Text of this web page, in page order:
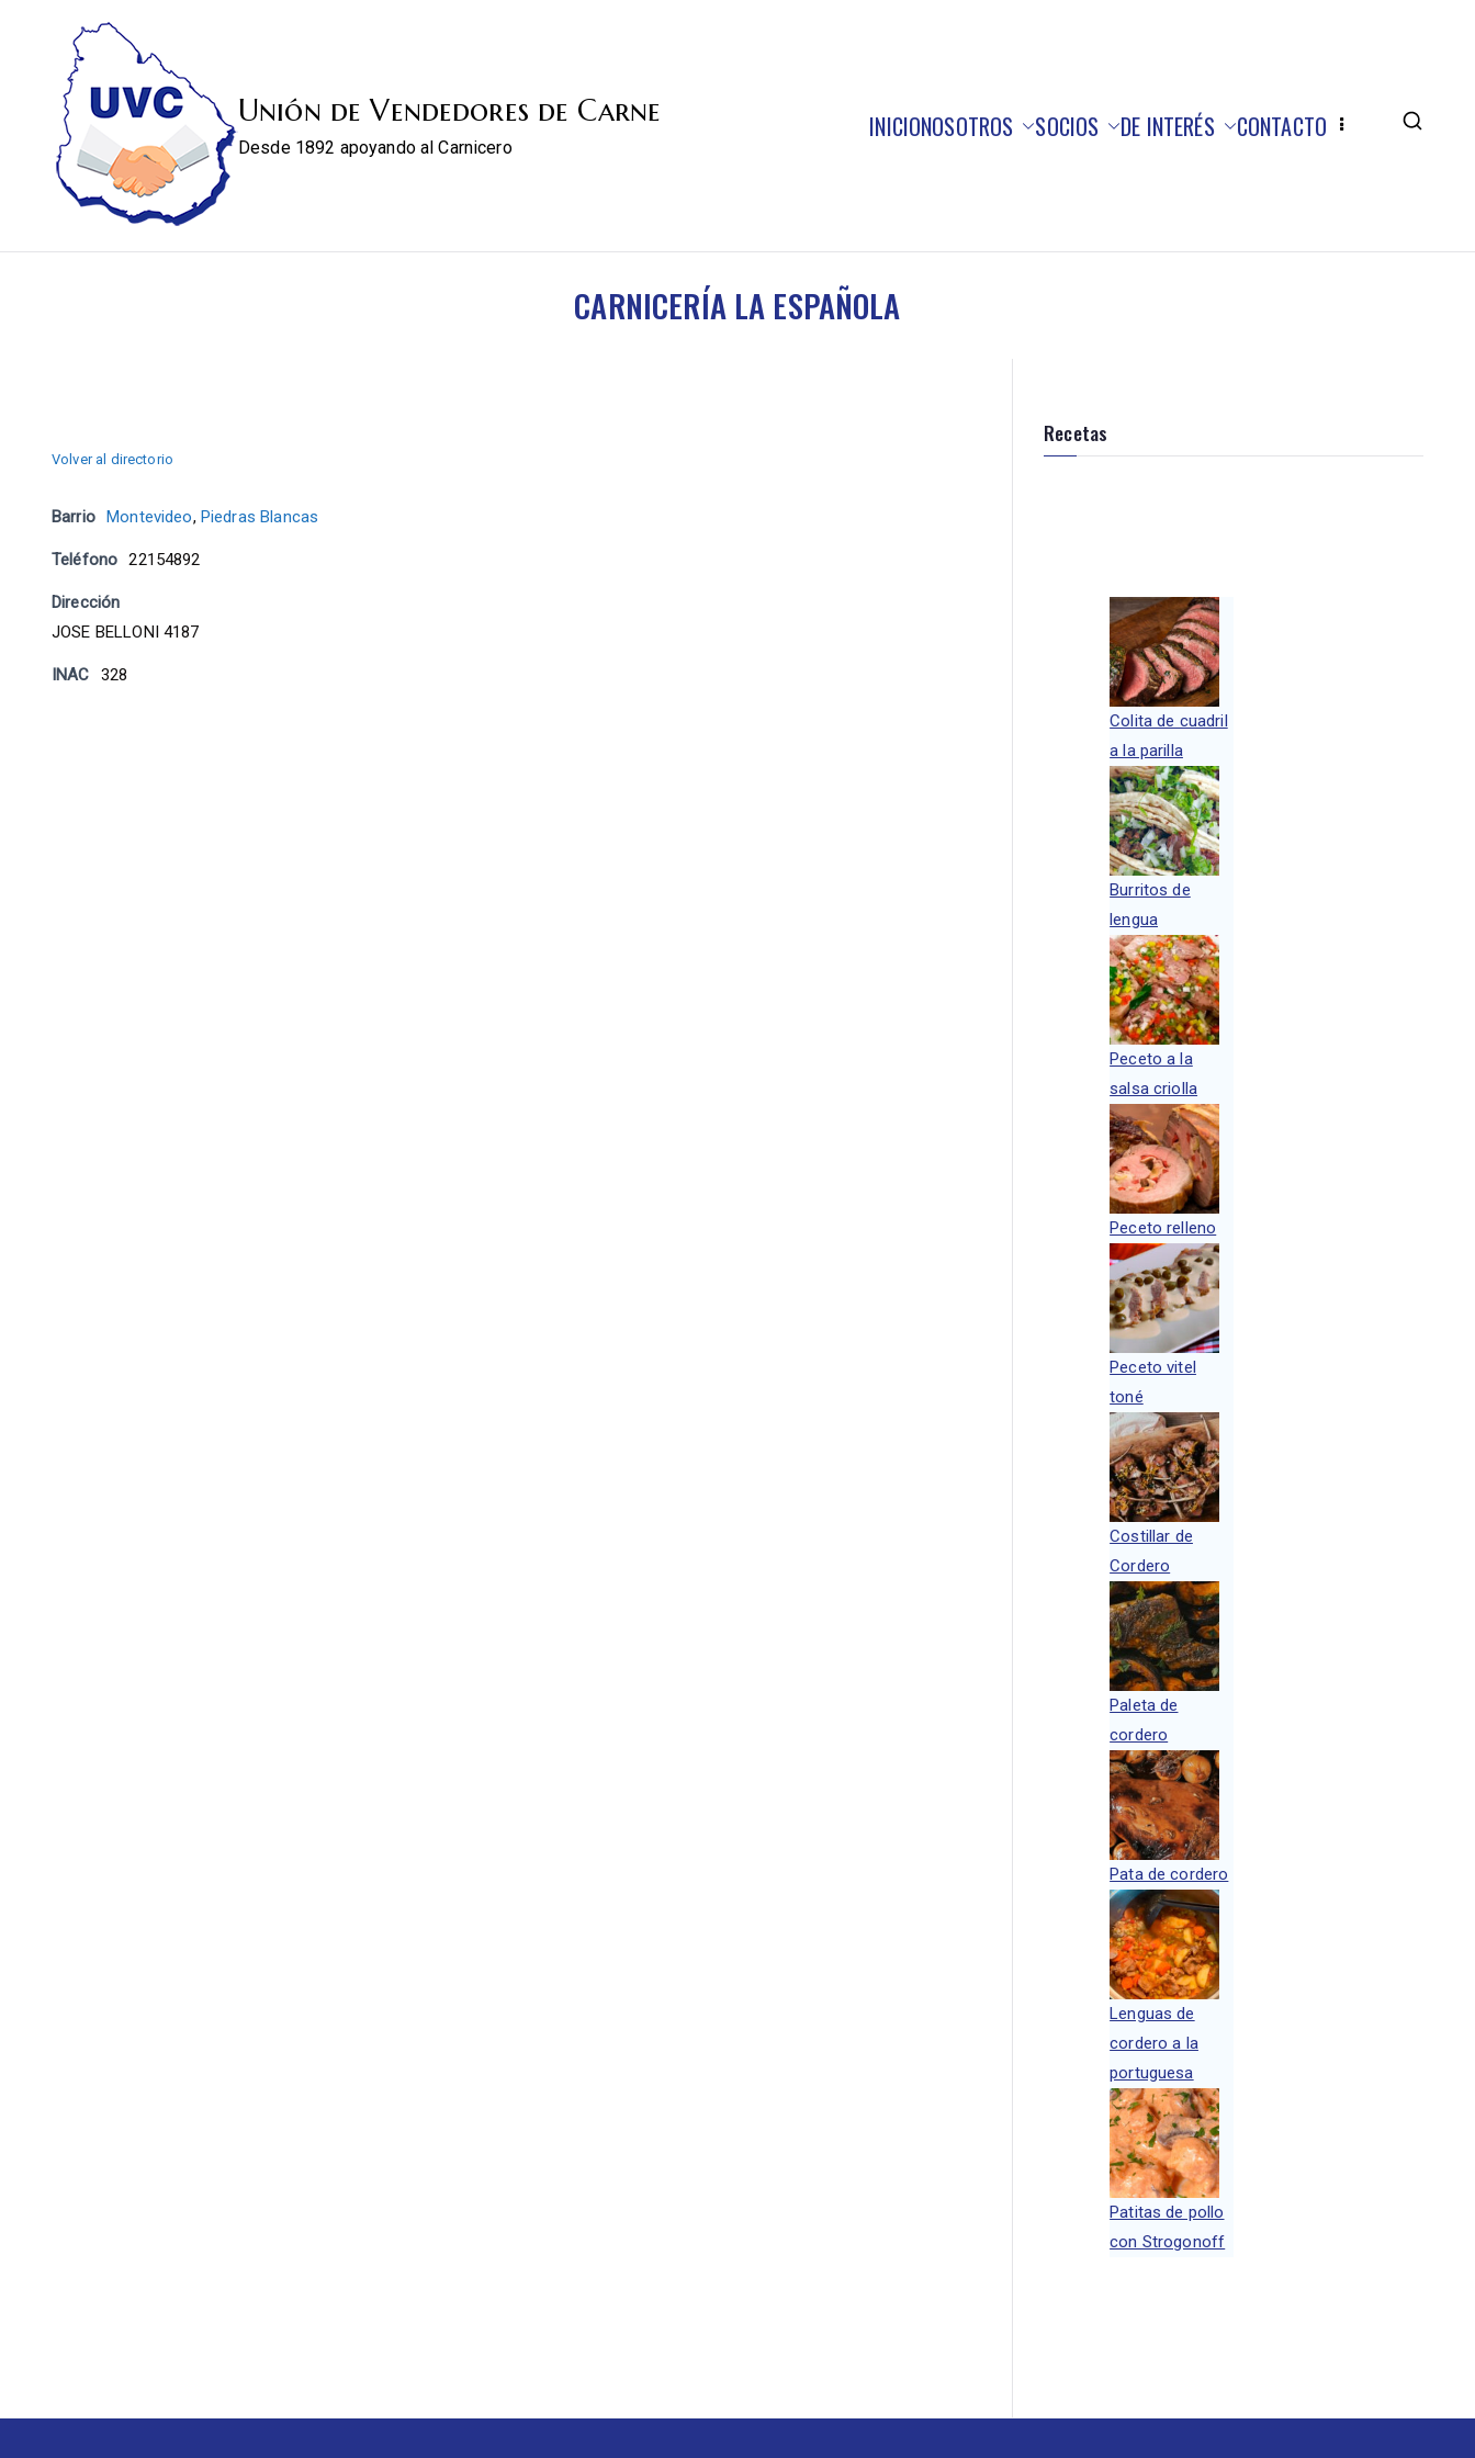
Unión de Vendedores de Carne
Desde 1892 apoyando al Carnicero
INICIONOSOTROS SOCIOS DE INTERÉS CONTACTO
CARNICERÍA LA ESPAÑOLA
Volver al directorio
Barrio Montevideo, Piedras Blancas
Teléfono 22154892
Dirección
JOSE BELLONI 4187
INAC 328
Recetas
Colita de cuadril
a la parilla
Burritos de
lengua
Peceto a la
salsa criolla
Peceto relleno
Peceto vitel
toné
Costillar de
Cordero
Paleta de
cordero
Pata de cordero
Lenguas de
cordero a la
portuguesa
Patitas de pollo
con Strogonoff